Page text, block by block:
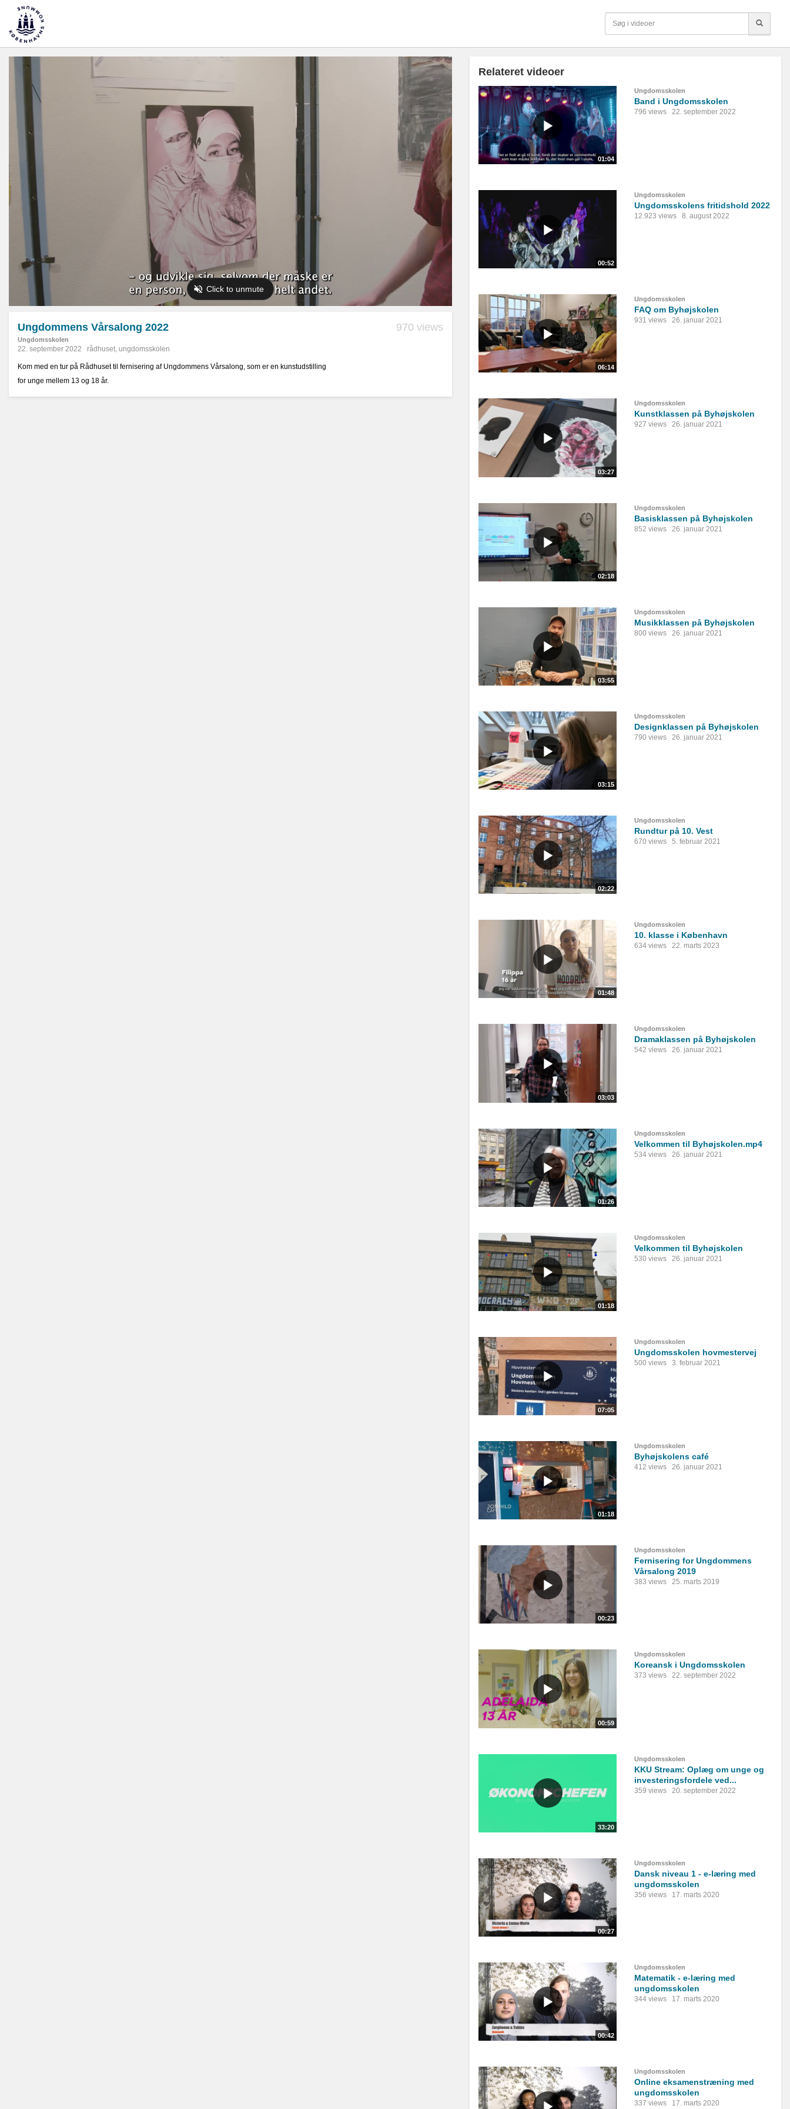
Ungdommens Vårsalong 2022
Ungdomsskolen
970 views
22. september 2022 rådhuset, ungdomsskolen
Kom med en tur på Rådhuset til fernisering af Ungdommens Vårsalong, som er en kunstudstilling
for unge mellem 13 og 18 år.
Relateret videoer
01:04
Ungdomsskolen
Band i Ungdomsskolen
796 views 22. september 2022
00:52
Ungdomsskolen
Ungdomsskolens fritidshold 2022
12.923 views 8. august 2022
06:14
Ungdomsskolen
FAQ om Byhøjskolen
931 views 26. januar 2021
03:27
Ungdomsskolen
Kunstklassen på Byhøjskolen
927 views 26. januar 2021
02:18
Ungdomsskolen
Basisklassen på Byhøjskolen
852 views 26. januar 2021
03:55
Ungdomsskolen
Musikklassen på Byhøjskolen
800 views 26. januar 2021
03:15
Ungdomsskolen
Designklassen på Byhøjskolen
790 views 26. januar 2021
02:22
Ungdomsskolen
Rundtur på 10. Vest
670 views 5. februar 2021
01:48
Ungdomsskolen
10. klasse i København
634 views 22. marts 2023
03:03
Ungdomsskolen
Dramaklassen på Byhøjskolen
542 views 26. januar 2021
01:26
Ungdomsskolen
Velkommen til Byhøjskolen.mp4
534 views 26. januar 2021
01:18
Ungdomsskolen
Velkommen til Byhøjskolen
530 views 26. januar 2021
07:05
Ungdomsskolen
Ungdomsskolen hovmestervej
500 views 3. februar 2021
01:18
Ungdomsskolen
Byhøjskolens café
412 views 26. januar 2021
00:23
Ungdomsskolen
Fernisering for Ungdommens
Vårsalong 2019
383 views 25. marts 2019
00:59
Ungdomsskolen
Koreansk i Ungdomsskolen
373 views 22. september 2022
33:20
Ungdomsskolen
KKU Stream: Oplæg om unge og
investeringsfordele ved...
359 views 20. september 2022
00:27
Ungdomsskolen
Dansk niveau 1 - e-læring med
ungdomsskolen
356 views 17. marts 2020
00:42
Ungdomsskolen
Matematik - e-læring med
ungdomsskolen
344 views 17. marts 2020
Ungdomsskolen
Online eksamenstræning med
ungdomsskolen
337 views 17. marts 2020